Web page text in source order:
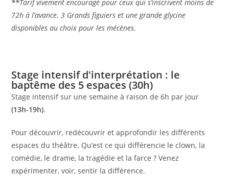
**Tarif vivement encouragé pour ceux qui s’inscrivent moins de
72h à l’avance. 3 Grands figuiers et une grande glycine
disponibles au choix pour les mécènes.
Stage intensif d'interprétation : le
baptême des 5 espaces (30h)
Stage intensif sur une semaine à raison de 6h par jour
(13h-19h).
Pour découvrir, redécouvrir et approfondir les différents
espaces du théâtre. Qu’est ce qui différencie le clown, la
comédie, le drame, la tragédie et la farce ? Venez
expérimenter, voir, sentir la différence.